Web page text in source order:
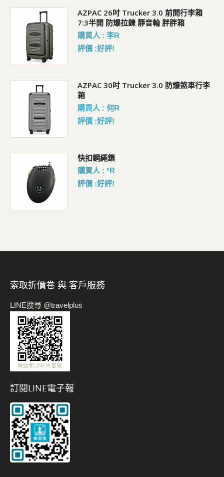
AZPAC 26吋 Trucker 3.0 前開行李箱
7:3半開 防爆拉鍊 靜音輪 胖胖箱
購買人 : 李R
評價 :好評!
AZPAC 30吋 Trucker 3.0 防爆煞車行李
箱
購買人 : 何R
評價 :好評!
快扣鋼繩鎖
購買人 : *R
評價 :好評!
索取折價卷 與 客戶服務
LINE搜尋 @travelplus
訂閱LINE電子報